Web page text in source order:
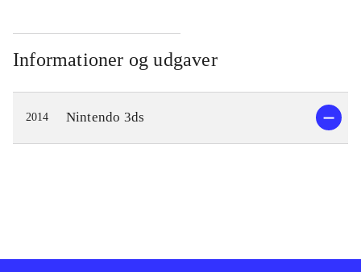
Informationer og udgaver
2014 Nintendo 3ds